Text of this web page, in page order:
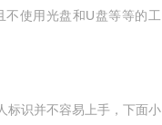
使用光盘和U盘等等的工
标识并不容易上手，下面小